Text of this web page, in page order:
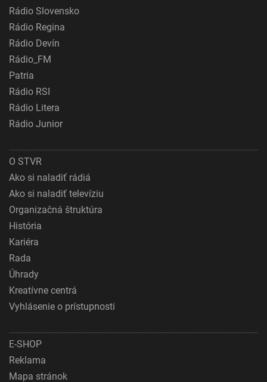
Rádio Slovensko
Rádio Regina
Rádio Devín
Rádio_FM
Patria
Rádio RSI
Rádio Litera
Rádio Junior
O STVR
Ako si naladiť rádiá
Ako si naladiť televíziu
Organizačná štruktúra
História
Kariéra
Rada
Úhrady
Kreatívne centrá
Vyhlásenie o prístupnosti
E-SHOP
Reklama
Mapa stránok